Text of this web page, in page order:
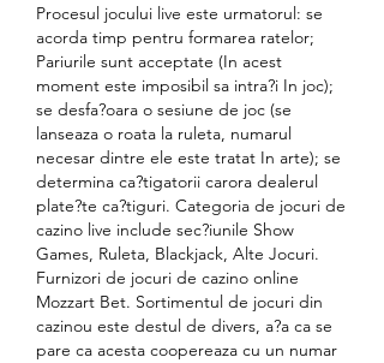
Procesul jocului live este urmatorul: se
acorda timp pentru formarea ratelor;
Pariurile sunt acceptate (In acest
moment este imposibil sa intra?i In joc);
se desfa?oara o sesiune de joc (se
lanseaza o roata la ruleta, numarul
necesar dintre ele este tratat In arte); se
determina ca?tigatorii carora dealerul
plate?te ca?tiguri. Categoria de jocuri de
cazino live include sec?iunile Show
Games, Ruleta, Blackjack, Alte Jocuri.
Furnizori de jocuri de cazino online
Mozzart Bet. Sortimentul de jocuri din
cazinou este destul de divers, a?a ca se
pare ca acesta coopereaza cu un numar